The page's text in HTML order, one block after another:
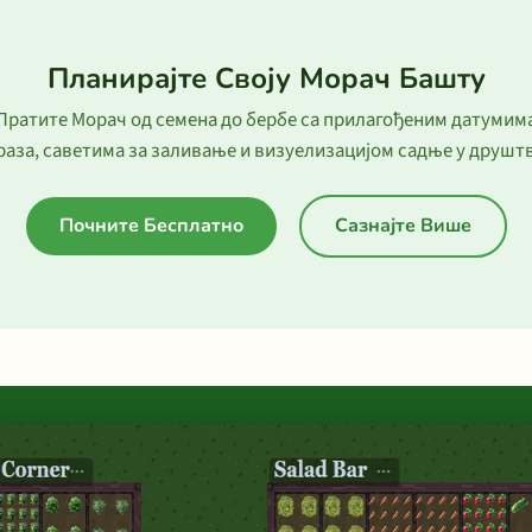
Планирајте Своју Морач Башту
Морач од семена до бербе са прилагођеним
саветима за заливање и визуелизацијом садње у
Почните Бесплатно Сазнајте Више